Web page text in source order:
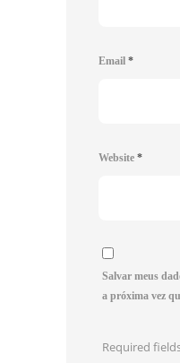
Email *
Website *
Salvar meus
a próxima vez
Required